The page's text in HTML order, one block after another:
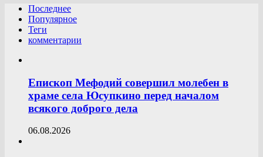
Последнее
Популярное
Теги
комментарии
Епископ Мефодий совершил молебен в
храме села Юсупкино перед началом
всякого доброго дела
06.08.2026